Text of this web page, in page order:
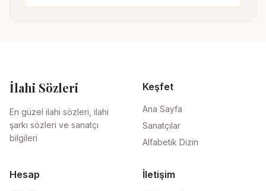
İlahi Sözleri
En güzel ilahi sözleri, ilahi
şarkı sözleri ve sanatçı
bilgileri
Keşfet
Ana Sayfa
Sanatçılar
Alfabetik Dizin
Hesap İletişim